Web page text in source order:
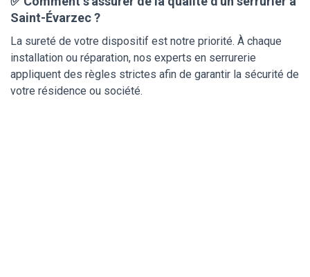
Saint-Évarzec ?
La sureté de votre dispositif est notre priorité. À chaque
installation ou réparation, nos experts en serrurerie
appliquent des règles strictes afin de garantir la sécurité de
votre résidence ou société.